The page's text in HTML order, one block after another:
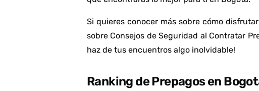
Si quieres conocer más sobre cómo
sobre Consejos de Seguridad al Contratar
haz de tus encuentros algo inolvidable!
Ranking de Prepagos en